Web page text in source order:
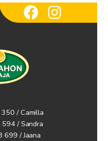
/ Camilla
594 / Sandra
/ Jaana